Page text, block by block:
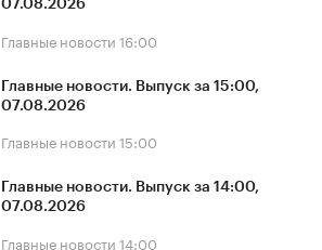
07.08.2026
Главные новости 16:00
Главные новости. Выпуск за 15:00,
07.08.2026
Главные новости 15:00
Главные новости. Выпуск за 14:00,
07.08.2026
Главные новости 14:00